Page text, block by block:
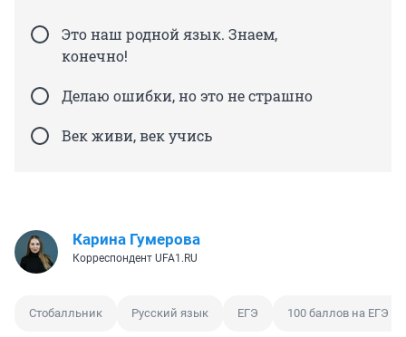
Это наш родной язык. Знаем,
конечно!
Делаю ошибки, но это не страшно
Век живи, век учись
Карина Гумерова
Корреспондент UFA1.RU
Стобалльник Русский язык ЕГЭ 100 баллов на ЕГЭ